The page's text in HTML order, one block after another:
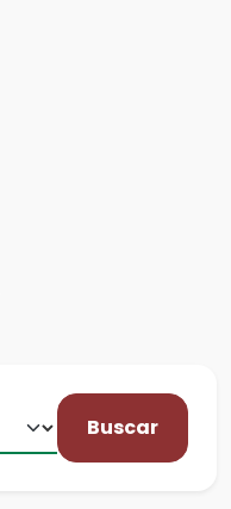
Buscar